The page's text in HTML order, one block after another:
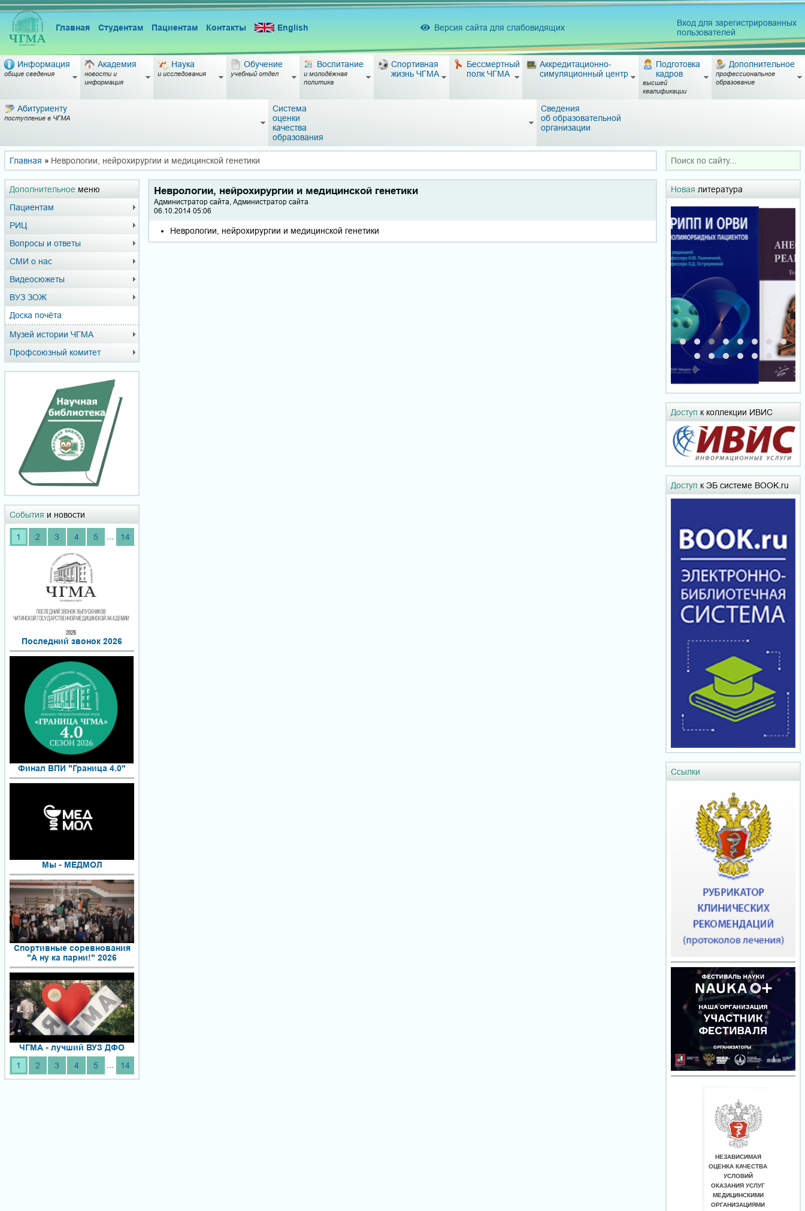
Главная Студентам Пациентам Контакты English Версия сайта для слабовидящих
Вход для зарегистрированных
пользователей
Информация
общие сведения
Академия
новости и
информация
Наука
и исследования
Обучение
учебный отдел
Воспитание
и молодёжная
политика
Спортивная
жизнь ЧГМА
Бессмертный
полк ЧГМА
Аккредитационно-
симуляционный центр
Подготовка
кадров
высшей
квалификации
Дополнительное
профессиональное
образование
Абитуриенту
поступление в ЧГМА
Система
оценки
качества
образования
Сведения
об образовательной
организации
Главная » Неврологии, нейрохирургии и медицинской генетики
Дополнительное меню
Пациентам
РИЦ
Вопросы и ответы
СМИ о нас
Видеосюжеты
ВУЗ ЗОЖ
Доска почёта
Музей истории ЧГМА
Профсоюзный комитет
События и новости
1 2 3 4 5 ... 14
Последний звонок 2026
Финал ВПИ "Граница 4.0"
Мы - МЕДМОЛ
Спортивные соревнования
"А ну ка парни!" 2026
ЧГМА - лучший ВУЗ ДФО
1
2 3 4 5 ... 14
Неврологии, нейрохирургии и медицинской генетики
Администратор сайта, Администратор сайта
06.10.2014 05:06
Неврологии, нейрохирургии и медицинской генетики
Новая литература
Доступ к коллекции ИВИС
Доступ к ЭБ системе BOOK.ru
Ссылки